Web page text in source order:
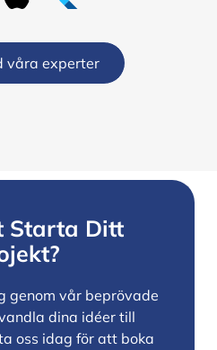
våra experter
Starta Ditt
genom vår beprövade
dina idéer till
oss idag för att boka